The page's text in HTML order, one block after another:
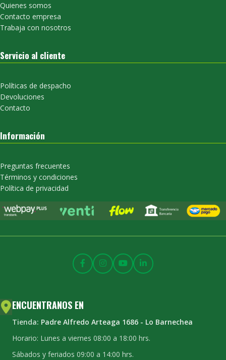
Quienes somos
Contacto empresa
Trabaja con nosotros
Servicio al cliente
Políticas de despacho
Devoluciones
Contacto
Información
Preguntas frecuentes
Términos y condiciones
Política de privacidad
ENCUENTRANOS EN
Tienda: Padre Alfredo Arteaga 1686 - Lo Barnechea
Horario: Lunes a viernes 08:00 a 18:00 hrs.
Sábados y feriados 09:00 a 14:00 hrs.